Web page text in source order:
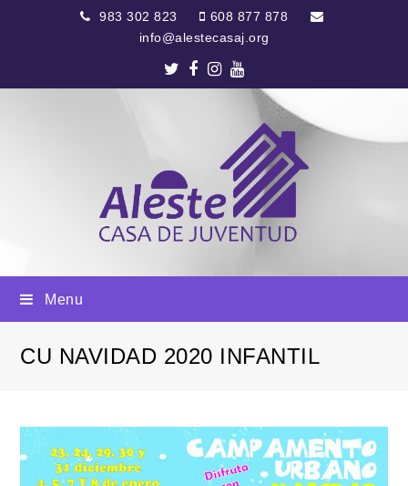
983 302 823
608 877 878
info@alestecasaj.org
Twitter
Facebook
Instagram
Youtube
Menu
CU NAVIDAD 2020 INFANTIL